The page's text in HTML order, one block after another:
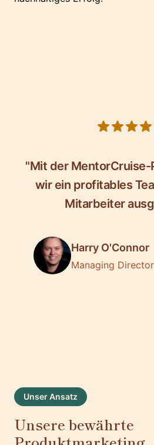
"Mit der
wir ein profitables
Mitarbeiter
Harry O'Connor
Managing
Unser Ansatz
Unsere bewährte